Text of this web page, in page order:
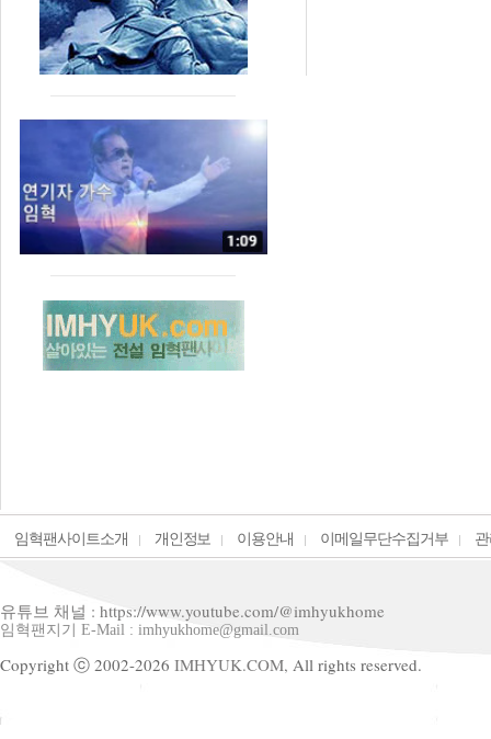
임혁팬사이트소개 개인정보 이용안내 이메일무단수집거부
유튜브 채널 : https://www.youtube.com/@imhyukhome
임혁팬지기 E-Mail : imhyukhome@gmail.com
Copyright ⓒ 2002-2026 IMHYUK.COM, All rights reserved.